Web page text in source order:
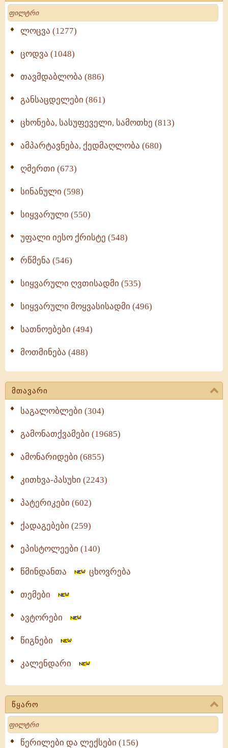
Search
ლოცვა (1277)
ცოდვა (1048)
თავმდაბლობა (886)
განსაცდელები (861)
ცხონება, სასუფეველი, სამოთხე (813)
ამპარტავნება, ქედმაღლობა (680)
ღმერთი (673)
სინანული (598)
სიყვარული (550)
უფალი იესო ქრისტე (548)
რწმენა (546)
სიყვარული ღვთისადმი (535)
სიყვარული მოყვასისადმი (496)
სათნოებები (494)
მოთმინება (488)
მთავარი
საგალობლები (304)
გამონათქვამები (19685)
ამონარიდები (6855)
კითხვა-პასუხი (2243)
პატერიკები (602)
ქადაგებები (259)
ეპისტოლეები (140)
წმინდანთა ცხოვრება
თემები
ავტორები
წიგნები
კალენდარი
წყარო
Search
წერილები და ლექსები (156)